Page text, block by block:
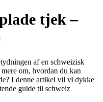
tjek –
af en schweizisk
om, hvordan du kan
I denne artikel vil vi dykke
guide til schweiz